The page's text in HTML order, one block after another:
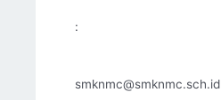
:
smknmc@smknmc.sch.id